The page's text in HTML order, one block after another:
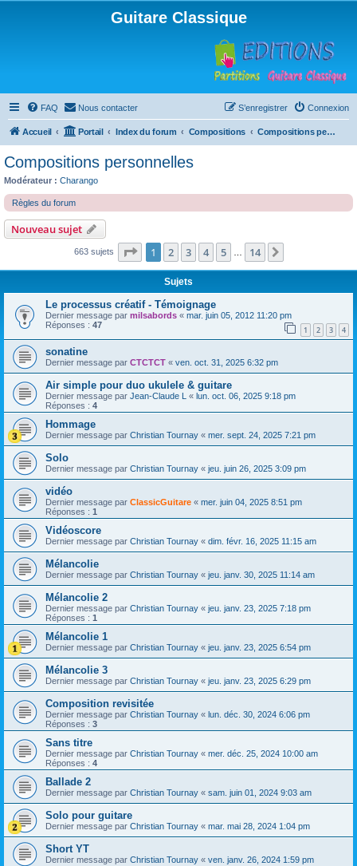
Guitare Classique
FAQ Nous contacter Connexion
S’enregistrer
Accueil Portail Index du forum Compositions Compositions personnelles
Compositions personnelles
Modérateur : Charango
Règles du forum
Nouveau sujet
663 sujets Page 1sur14
1 2 3 4 5 14
Sujets
Le processus créatif - Témoignage
Dernier message par milsabords « mar. juin 05, 2012 11:20 pm
Réponses : 47 1 2 3 4
sonatine
Dernier message par CTCTCT « ven. oct. 31, 2025 6:32 pm
Air simple pour duo ukulele & guitare
Dernier message par Jean-Claude L « lun. oct. 06, 2025 9:18 pm
Réponses : 4
Hommage
Dernier message par Christian Tournay « mer. sept. 24, 2025 7:21 pm
Solo
Dernier message par Christian Tournay « jeu. juin 26, 2025 3:09 pm
vidéo
Dernier message par ClassicGuitare « mer. juin 04, 2025 8:51 pm
Réponses : 1
Vidéoscore
Dernier message par Christian Tournay « dim. févr. 16, 2025 11:15 am
Mélancolie
Dernier message par Christian Tournay « jeu. janv. 30, 2025 11:14 am
Mélancolie 2
Dernier message par Christian Tournay « jeu. janv. 23, 2025 7:18 pm
Réponses : 1
Mélancolie 1
Dernier message par Christian Tournay « jeu. janv. 23, 2025 6:54 pm
Mélancolie 3
Dernier message par Christian Tournay « jeu. janv. 23, 2025 6:29 pm
Composition revisitée
Dernier message par Christian Tournay « lun. déc. 30, 2024 6:06 pm
Réponses : 3
Sans titre
Dernier message par Christian Tournay « mer. déc. 25, 2024 10:00 am
Réponses : 4
Ballade 2
Dernier message par Christian Tournay « sam. juin 01, 2024 9:03 am
Solo pour guitare
Dernier message par Christian Tournay « mar. mai 28, 2024 1:04 pm
Short YT
Dernier message par Christian Tournay « ven. janv. 26, 2024 1:59 pm